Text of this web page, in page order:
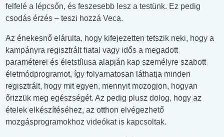
felfelé a lépcsőn, és feszesebb lesz a testünk. Ez pedig
csodás érzés – teszi hozzá Veca.
Az énekesnő elárulta, hogy kifejezetten tetszik neki, hogy a
kampányra regisztrált fiatal vagy idős a megadott
paraméterei és életstílusa alapján kap személyre szabott
életmódprogramot, így folyamatosan láthatja minden
regisztrált, hogy mit egyen, mennyit mozogjon, hogyan
őrizzük meg egészségét. Az pedig plusz dolog, hogy az
ételek elkészítéséhez, az otthon elvégezhető
mozgásprogramokhoz videókat is kapcsoltak.